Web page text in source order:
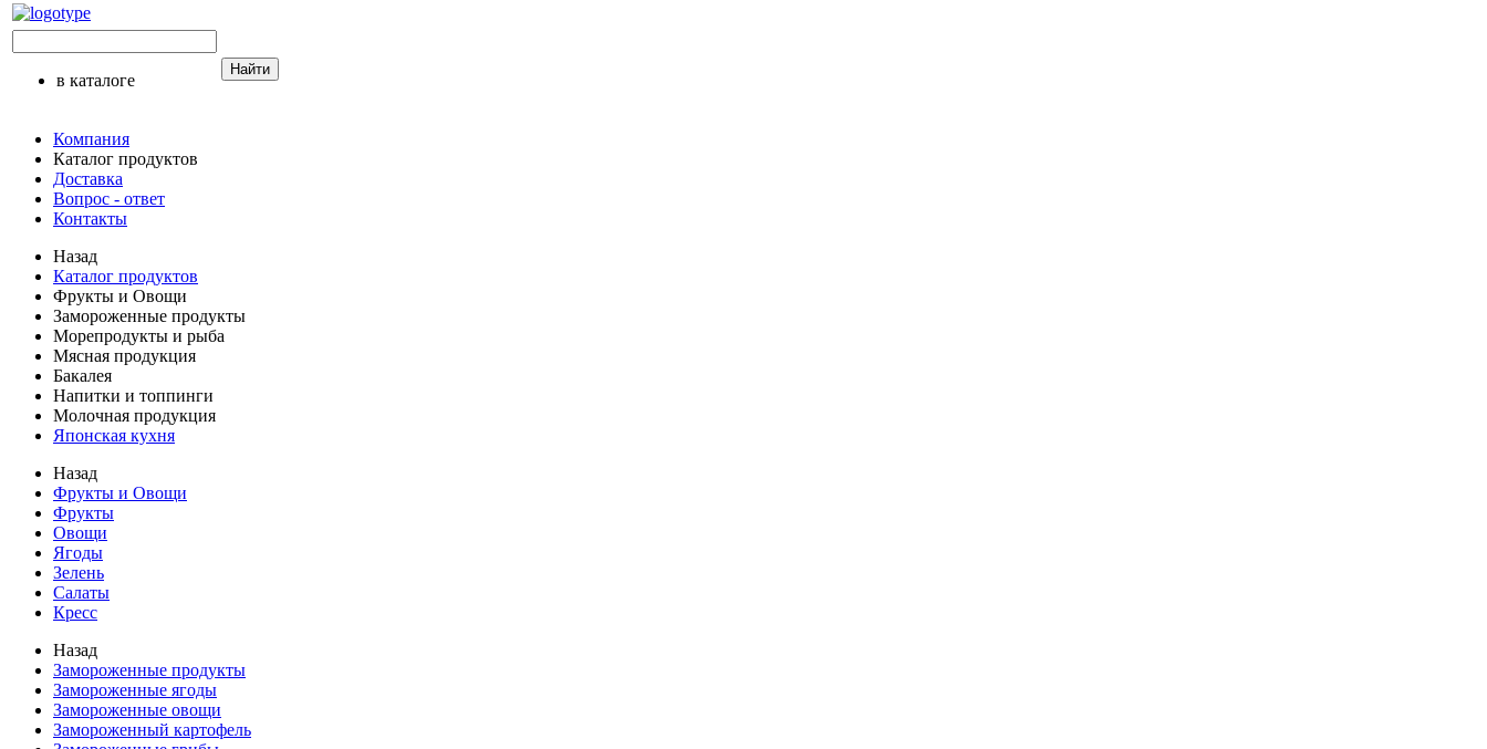
в каталоге
Найти
Компания
Каталог продуктов
Доставка
Вопрос - ответ
Контакты
Назад
Каталог продуктов
Фрукты и Овощи
Замороженные продукты
Морепродукты и рыба
Мясная продукция
Бакалея
Напитки и топпинги
Молочная продукция
Японская кухня
Назад
Фрукты и Овощи
Фрукты
Овощи
Ягоды
Зелень
Салаты
Кресс
Назад
Замороженные продукты
Замороженные ягоды
Замороженные овощи
Замороженный картофель